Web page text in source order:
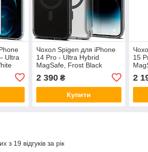
Ultra
Чохол Spigen для iPhone
14 Pro - Ultra Hybrid
MagSafe, Frost Black
2 390₴
Купити
15
2
з 19 відгуків за рік